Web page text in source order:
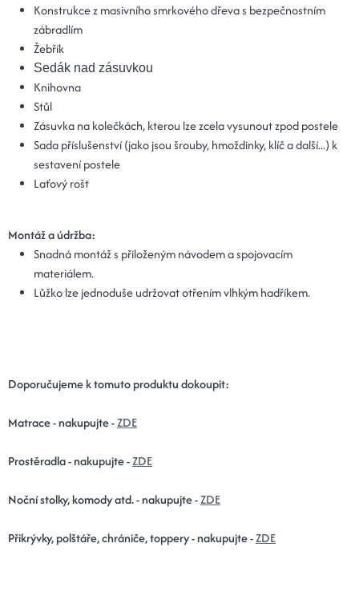
Konstrukce z masivního smrkového dřeva s bezpečnostním
zábradlím
Žebřík
Sedák nad zásuvkou
Knihovna
Stůl
Zásuvka na kolečkách,kterou lze zcela vysunout zpod postele
Sada příslušenství (jako jsou šrouby, hmoždinky, klíč a další...) k
sestavení postele
Laťový rošt
Montáž a údržba:
Snadná montáž s přiloženým návodem a spojovacím
materiálem.
Lůžko lze jednoduše udržovat otřením vlhkým hadříkem.
Doporučujeme k tomuto produktu dokoupit:
Matrace - nakupujte -ZDE
Prostěradla - nakupujte -ZDE
Noční stolky, komody atd. - nakupujte -ZDE
Přikrývky, polštáře, chrániče, toppery - nakupujte -ZDE